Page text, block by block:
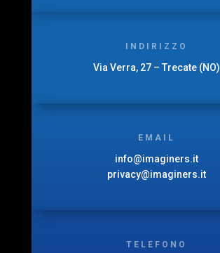
INDIRIZZO
Via Verra, 27 – Trecate (NO)
EMAIL
info@imaginers.it
privacy@imaginers.it
TELEFONO